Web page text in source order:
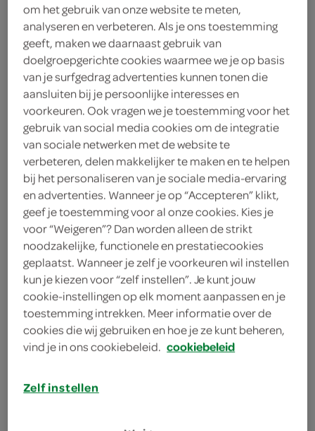
ingrediënten
bosje bieslook
1 eetlepel kappertjes
2 zoetzure augurken
sjalot
1 eetlepel zure room
3 eetlepels mayonaise
1 theelepel sinaasappelrasp
sinaasappel
750 milliliter zonnebloemolie
1 theelepel Provençaalse kruiden
om het gebruik van onze website te meten,
analyseren en verbeteren. Als je ons toestemming
geeft, maken we daarnaast gebruik van
doelgroepgerichte cookies waarmee we je op basis
van je surfgedrag advertenties kunnen tonen die
aansluiten bij je persoonlijke interesses en
voorkeuren. Ook vragen we je toestemming voor het
gebruik van social media cookies om de integratie
van sociale netwerken met de website te
verbeteren, delen makkelijker te maken en te helpen
bij het personaliseren van je sociale media-ervaring
en advertenties. Wanneer je op “Accepteren” klikt,
geef je toestemming voor al onze cookies. Kies je
voor “Weigeren”? Dan worden alleen de strikt
noodzakelijke, functionele en prestatiecookies
geplaatst. Wanneer je zelf je voorkeuren wil instellen
kun je kiezen voor “zelf instellen”. Je kunt jouw
cookie-instellingen op elk moment aanpassen en je
toestemming intrekken. Meer informatie over de
cookies die wij gebruiken en hoe je ze kunt beheren,
vind je in ons cookiebeleid. cookiebeleid
Zelf instellen